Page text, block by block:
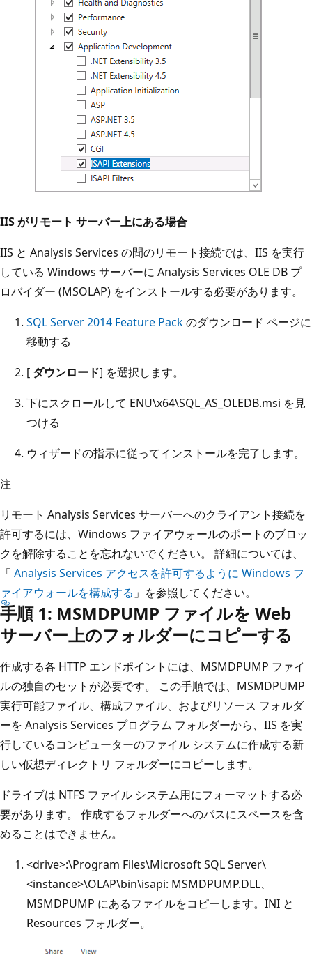
IIS がリモート サーバー上にある場合
IIS と Analysis Services の間のリモート接続では、IIS を実行
している Windows サーバーに Analysis Services OLE DB プ
ロバイダー (MSOLAP) をインストールする必要があります。
SQL Server 2014 Feature Packのダウンロード ページに
移動する
[ ダウンロード] を選択します。
下にスクロールして ENU\x64\SQL_AS_OLEDB.msi を見
つける
ウィザードの指示に従ってインストールを完了します。
注
リモート Analysis Services サーバーへのクライアント接続を
許可するには、Windows ファイアウォールのポートのブロッ
クを解除することを忘れないでください。 詳細については、
「 Analysis Services アクセスを許可するように Windows フ
ァイアウォールを構成する 」を参照してください。
手順 1: MSMDPUMP ファイルを Web
サーバー上のフォルダーにコピーする
作成する各 HTTP エンドポイントには、MSMDPUMP ファイ
ルの独自のセットが必要です。 この手順では、MSMDPUMP
実行可能ファイル、構成ファイル、およびリソース フォルダ
ーを Analysis Services プログラム フォルダーから、IIS を実
行しているコンピューターのファイル システムに作成する新
しい仮想ディレクトリ フォルダーにコピーします。
ドライブは NTFS ファイル システム用にフォーマットする必
要があります。 作成するフォルダーへのパスにスペースを含
めることはできません。
<drive>:\Program Files\Microsoft SQL Server\
<instance>\OLAP\bin\isapi: MSMDPUMP.DLL、
MSMDPUMP にあるファイルをコピーします。INI と
Resources フォルダー。